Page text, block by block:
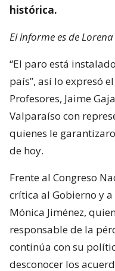
histórica.
El informe es de
“El paro está
país”, así lo expresó
Profesores, Jaime
Valparaíso con
quienes le
de hoy.
Frente al Congreso
crítica al Gobierno y
Mónica Jiménez,
responsable de la
continúa con su
desconocer los